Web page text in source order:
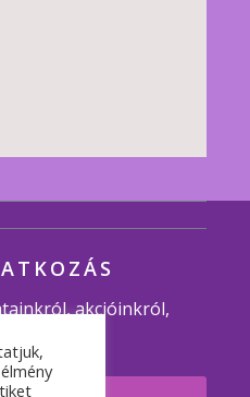
akcióinkról,